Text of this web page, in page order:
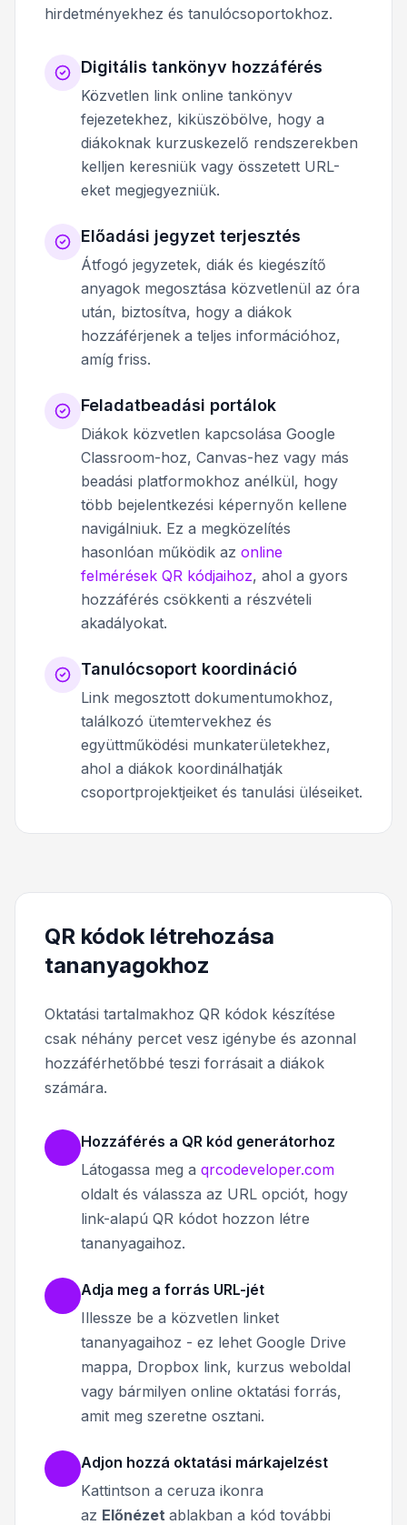
hirdetményekhez és tanulócsoportokhoz.
Digitális tankönyv hozzáférés
Közvetlen link online tankönyv
fejezetekhez, kiküszöbölve, hogy a
diákoknak kurzuskezelő rendszerekben
kelljen keresniük vagy összetett URL-
eket megjegyezniük.
Előadási jegyzet terjesztés
Átfogó jegyzetek, diák és kiegészítő
anyagok megosztása közvetlenül az óra
után, biztosítva, hogy a diákok
hozzáférjenek a teljes információhoz,
amíg friss.
Feladatbeadási portálok
Diákok közvetlen kapcsolása Google
Classroom-hoz, Canvas-hez vagy más
beadási platformokhoz anélkül, hogy
több bejelentkezési képernyőn kellene
navigálniuk. Ez a megközelítés
hasonlóan működik az online
felmérések QR kódjaihoz, ahol a gyors
hozzáférés csökkenti a részvételi
akadályokat.
Tanulócsoport koordináció
Link megosztott dokumentumokhoz,
találkozó ütemtervekhez és
együttműködési munkaterületekhez,
ahol a diákok koordinálhatják
csoportprojektjeiket és tanulási üléseiket.
QR kódok létrehozása
tananyagokhoz
Oktatási tartalmakhoz QR kódok készítése
csak néhány percet vesz igénybe és azonnal
hozzáférhetőbbé teszi forrásait a diákok
számára.
Hozzáférés a QR kód generátorhoz
Látogassa meg a qrcodeveloper.com
oldalt és válassza az URL opciót, hogy
link-alapú QR kódot hozzon létre
tananyagaihoz.
Adja meg a forrás URL-jét
Illessze be a közvetlen linket
tananyagaihoz - ez lehet Google Drive
mappa, Dropbox link, kurzus weboldal
vagy bármilyen online oktatási forrás,
amit meg szeretne osztani.
Adjon hozzá oktatási márkajelzést
Kattintson a ceruza ikonra
az Előnézet ablakban a kód további